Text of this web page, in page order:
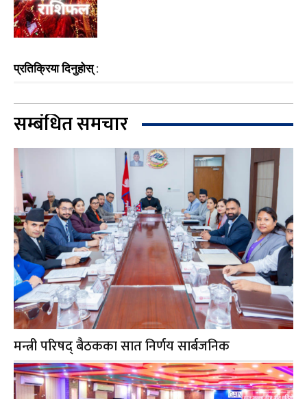
प्रतिक्रिया दिनुहोस् :
सम्बंधित समचार
मन्त्री परिषद् बैठकका सात निर्णय सार्बजनिक